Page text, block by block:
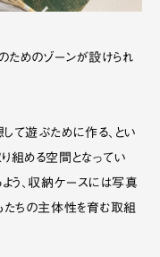
ためのゾーンが設けられ
て遊ぶために作る、とい
組める空間となってい
よう、収納ケースには写真
たちの主体性を育む取組